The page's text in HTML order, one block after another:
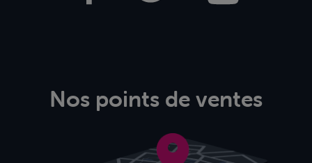
Nos points de ventes